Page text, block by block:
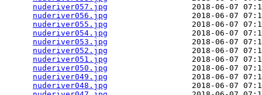
nuderiver057.jpg
2018-06-07
nuderiver056.jpg
2018-06-07
nuderiver055.jpg
2018-06-07
nuderiver054.jpg
2018-06-07
nuderiver053.jpg
2018-06-07
nuderiver052.jpg
2018-06-07
nuderiver051.jpg
2018-06-07
nuderiver050.jpg
2018-06-07
nuderiver049.jpg
2018-06-07
nuderiver048.jpg
2018-06-07